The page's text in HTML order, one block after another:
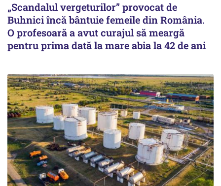
„Scandalul vergeturilor” provocat de
Buhnici încă bântuie femeile din România.
O profesoară a avut curajul să meargă
pentru prima dată la mare abia la 42 de ani